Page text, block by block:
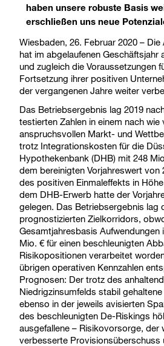
haben unsere robuste Basis
erschließen uns neue
Wiesbaden, 26. Februar 2020 –
hat im abgelaufenen Geschäftsjahr
und zugleich die Voraussetzungen
Fortsetzung ihrer positiven
der vergangenen Jahre weiter
Das Betriebsergebnis lag 2019
testierten Zahlen in einem nach wie
anspruchsvollen Markt- und
trotz Integrationskosten für die
Hypothekenbank (DHB) mit 248
dem bereinigten Vorjahreswert von
des positiven Einmaleffekts in
dem DHB-Erwerb hatte der
gelegen. Das Betriebsergebnis lag
prognostizierten Zielkorridors,
Gesamtjahresbasis Aufwendungen
Mio. € für einen beschleunigten
Risikopositionen verarbeitet
übrigen operativen Kennzahlen
Prognosen: Der trotz des
Niedrigzinsumfelds stabil
ebenso in der jeweils avisierten
des beschleunigten De-Riskings
ausgefallene – Risikovorsorge, der
verbesserte Provisionsüberschuss